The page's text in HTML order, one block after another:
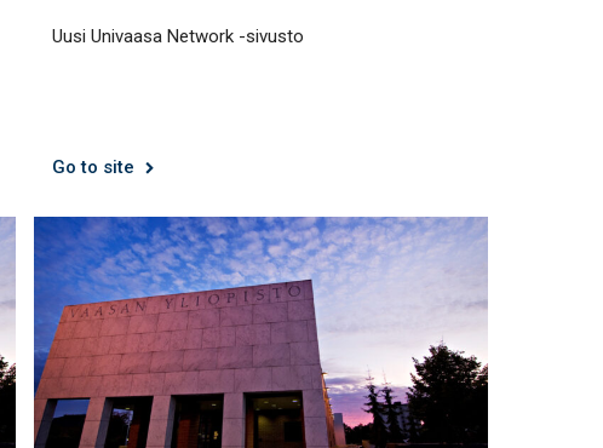
Uusi Univaasa Network -sivusto
Go to site